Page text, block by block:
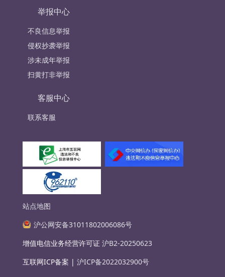
举报中心
不良信息举报
侵权抄袭举报
涉未成年举报
扫黄打非举报
客服中心
联系客服
站点地图
沪公网安备31011802006086号
增值电信业务经营许可证 沪B2-20250623
互联网ICP备案 | 沪ICP备2022032900号